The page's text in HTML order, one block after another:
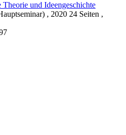
und Ideengeschichte
, 2020 24 Seiten ,